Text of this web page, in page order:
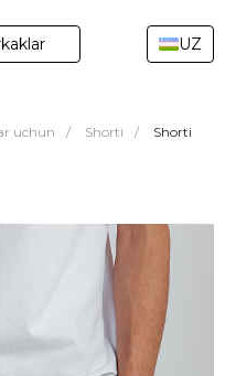
UZ
uchun / Shorti / Shorti